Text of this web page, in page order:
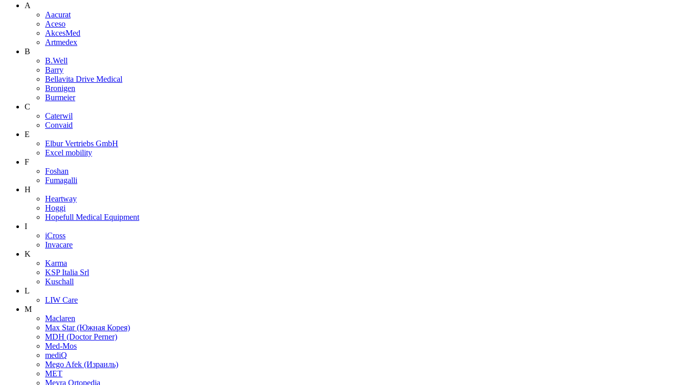
A
Aacurat
Aceso
AkcesMed
Artmedex
B
B.Well
Barry
Bellavita Drive Medical
Bronigen
Burmeier
C
Caterwil
Convaid
E
Elbur Vertriebs GmbH
Excel mobility
F
Foshan
Fumagalli
H
Heartway
Hoggi
Hopefull Medical Equipment
I
iCross
Invacare
K
Karma
KSP Italia Srl
Kuschall
L
LIW Care
M
Maclaren
Max Star (Южная Корея)
MDH (Doctor Perner)
Med-Mos
mediQ
Mego Afek (Израиль)
MET
Meyra Ortopedia